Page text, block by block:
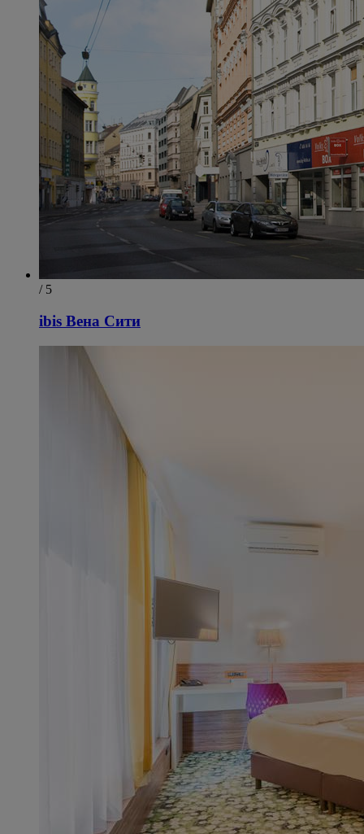
/ 5
ibis Вена Сити